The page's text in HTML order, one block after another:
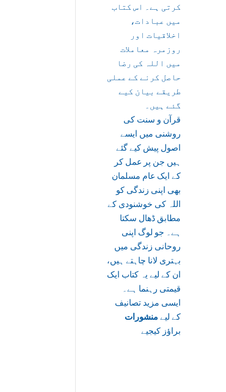
کرتی ہے۔ اس کتاب
میں عبادات،
اخلاقیات اور
روزمرہ معاملات
میں اللہ کی رضا
حاصل کرنے کے عملی
طریقے بیان کیے
گئے ہیں۔
قرآن و سنت کی
روشنی میں ایسے
اصول پیش کیے گئے
ہیں جن پر عمل کر
کے ایک عام مسلمان
بھی اپنی زندگی کو
اللہ کی خوشنودی کے
مطابق ڈھال سکتا
ہے۔ جو لوگ اپنی
روحانی زندگی میں
بہتری لانا چاہتے ہیں،
ان کے لیے یہ کتاب ایک
قیمتی رہنما ہے۔
ایسی مزید تصانیف
کے لیے منشورات
براؤز کیجیے